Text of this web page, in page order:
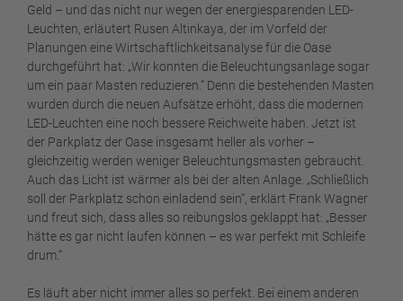
Geld – und das nicht nur wegen der energiesparenden LED-
Leuchten, erläutert Rusen Altinkaya, der im Vorfeld der
Planungen eine Wirtschaftlichkeitsanalyse für die Oase
durchgeführt hat: „Wir konnten die Beleuchtungsanlage sogar
um ein paar Masten reduzieren.“ Denn die bestehenden Masten
wurden durch die neuen Aufsätze erhöht, dass die modernen
LED-Leuchten eine noch bessere Reichweite haben. Jetzt ist
der Parkplatz der Oase insgesamt heller als vorher –
gleichzeitig werden weniger Beleuchtungsmasten gebraucht.
Auch das Licht ist wärmer als bei der alten Anlage. „Schließlich
soll der Parkplatz schon einladend sein“, erklärt Frank Wagner
und freut sich, dass alles so reibungslos geklappt hat: „Besser
hätte es gar nicht laufen können – es war perfekt mit Schleife
drum.“
Es läuft aber nicht immer alles so perfekt. Bei einem anderen